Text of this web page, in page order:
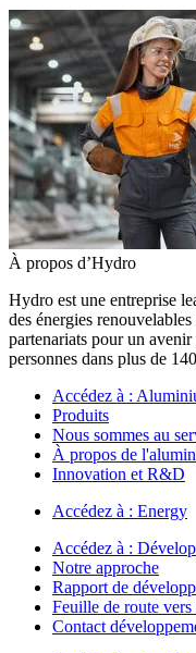
À propos d’Hydro
Hydro est une entreprise
des énergies
partenariats pour un
personnes dans plus de
Accédez à :
Produits
Nous sommes au
À propos de
Innovation et R&D
Accédez à : Energy
Accédez à :
Notre approche
Rapport de
Feuille de route
Contact